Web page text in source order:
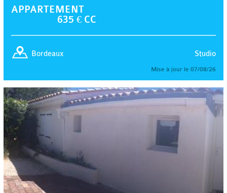
APPARTEMENT
635 € CC
Studio
Bordeaux
Mise à jour le 07/08/26